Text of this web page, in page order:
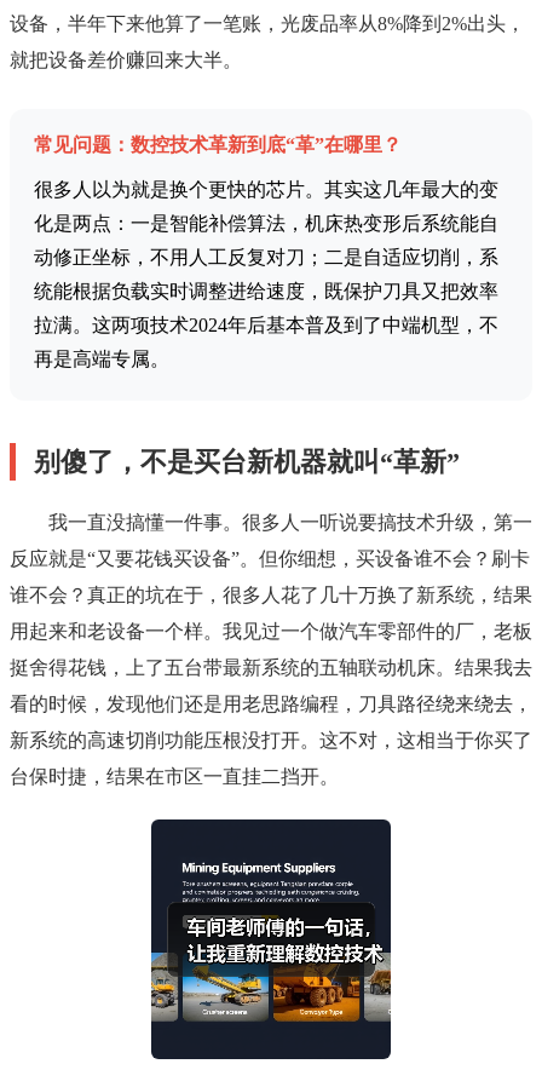
设备，半年下来他算了一笔账，光废品率从8%降到2%出头，
就把设备差价赚回来大半。
常见问题：数控技术革新到底“革”在哪里？
很多人以为就是换个更快的芯片。其实这几年最大的变
化是两点：一是智能补偿算法，机床热变形后系统能自
动修正坐标，不用人工反复对刀；二是自适应切削，系
统能根据负载实时调整进给速度，既保护刀具又把效率
拉满。这两项技术2024年后基本普及到了中端机型，不
再是高端专属。
别傻了，不是买台新机器就叫“革新”
我一直没搞懂一件事。很多人一听说要搞技术升级，第一
反应就是“又要花钱买设备”。但你细想，买设备谁不会？刷卡
谁不会？真正的坑在于，很多人花了几十万换了新系统，结果
用起来和老设备一个样。我见过一个做汽车零部件的厂，老板
挺舍得花钱，上了五台带最新系统的五轴联动机床。结果我去
看的时候，发现他们还是用老思路编程，刀具路径绕来绕去，
新系统的高速切削功能压根没打开。这不对，这相当于你买了
台保时捷，结果在市区一直挂二挡开。